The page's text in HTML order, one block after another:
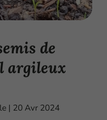
de
argileux
| 20 Avr 2024